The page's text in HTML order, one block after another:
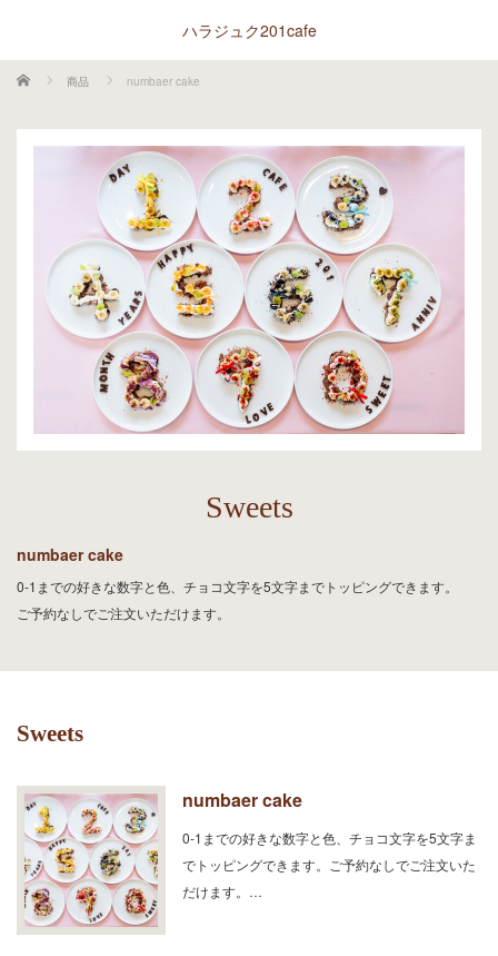
ハラジュク201cafe
ホーム 商品 numbaer cake
Sweets
numbaer cake
0-1までの好きな数字と色、チョコ文字を5文字までトッピングできます。
ご予約なしでご注文いただけます。
Sweets
numbaer cake
0-1までの好きな数字と色、チョコ文字を5文字ま
でトッピングできます。ご予約なしでご注文いた
だけます。…